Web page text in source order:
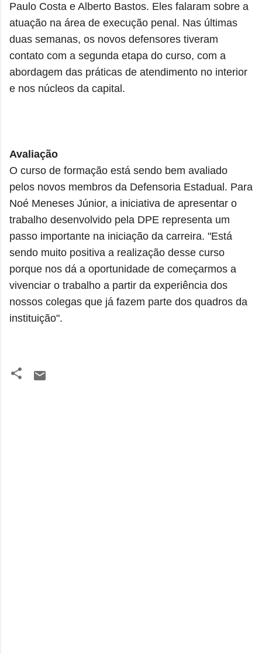
Paulo Costa e Alberto Bastos. Eles falaram sobre a
atuação na área de execução penal. Nas últimas
duas semanas, os novos defensores tiveram
contato com a segunda etapa do curso, com a
abordagem das práticas de atendimento no interior
e nos núcleos da capital.
Avaliação
O curso de formação está sendo bem avaliado
pelos novos membros da Defensoria Estadual. Para
Noé Meneses Júnior, a iniciativa de apresentar o
trabalho desenvolvido pela DPE representa um
passo importante na iniciação da carreira. "Está
sendo muito positiva a realização desse curso
porque nos dá a oportunidade de começarmos a
vivenciar o trabalho a partir da experiência dos
nossos colegas que já fazem parte dos quadros da
instituição".